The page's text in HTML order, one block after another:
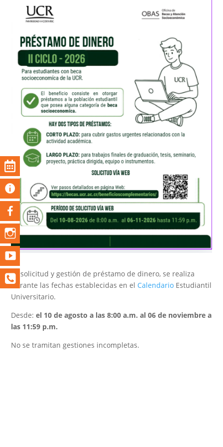
La solicitud y gestión de préstamo de dinero, se realiza
durante las fechas establecidas en el Calendario Estudiantil
Universitario.
Desde:​el 10 de agosto a las 8:00 a.m. al 06 de noviembre a
las 11:59 p.m.
No se tramitan gestiones incompletas.